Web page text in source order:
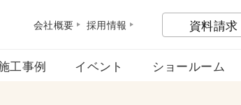
会社概要 採用情報 資料請求
工事例 イベント ショールーム